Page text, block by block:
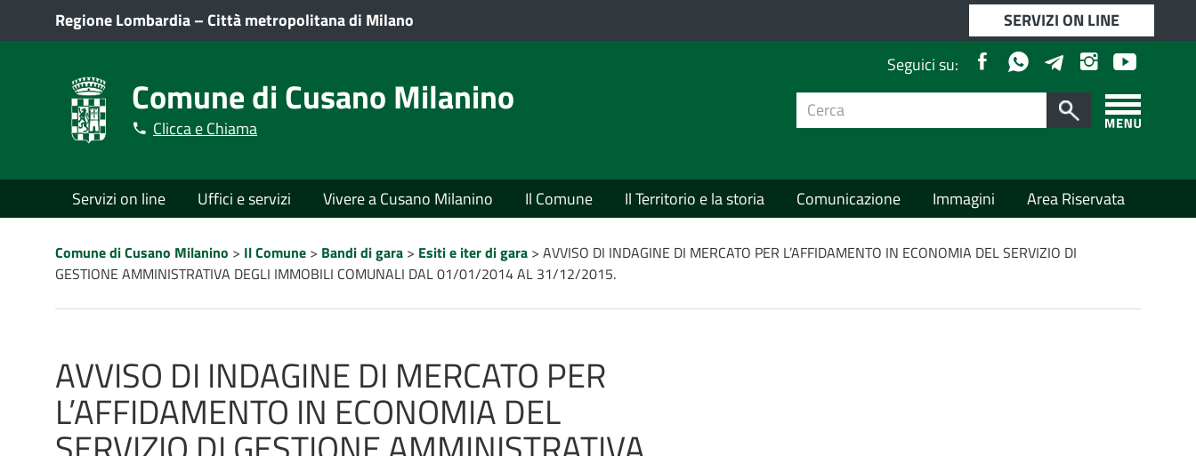
Regione Lombardia–Città metropolitana di Milano
SERVIZI ON LINE
Seguici su:
FacebookWhatsapp Telegram InstagramYoutube
Comune di Cusano Milanino
Clicca e Chiama
Apri/chiudi
menù
per:
Cerca
Menù
principaleServizi on line Uffici e servizi Vivere a Cusano Milanino Il Comune Il Territorio e la storia Comunicazione Immagini Area Riservata
Percorso
a
"briciole
Comune di Cusano Milanino > Il Comune > Bandi di gara > Esiti e iter di gara > AVVISO DI INDAGINE DI MERCATO PER L’AFFIDAMENTO IN ECONOMIA DEL SERVIZIO DI
GESTIONE AMMINISTRATIVA DEGLI IMMOBILI COMUNALI DAL 01/01/2014 AL 31/12/2015.
AVVISO DI INDAGINE DI MERCATO PER
L’AFFIDAMENTO IN ECONOMIA DEL